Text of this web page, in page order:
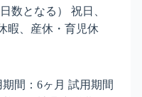
数となる） 祝日、
暇、産休・育児休
間：6ヶ月 試用期間